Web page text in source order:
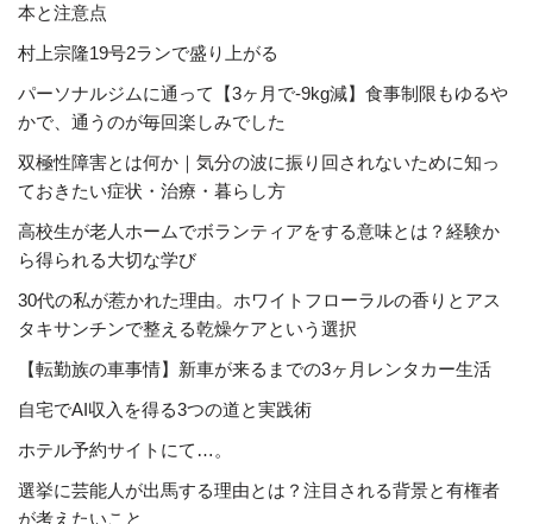
本と注意点
村上宗隆19号2ランで盛り上がる
パーソナルジムに通って【3ヶ月で-9kg減】食事制限もゆるや
かで、通うのが毎回楽しみでした
双極性障害とは何か｜気分の波に振り回されないために知っ
ておきたい症状・治療・暮らし方
高校生が老人ホームでボランティアをする意味とは？経験か
ら得られる大切な学び
30代の私が惹かれた理由。ホワイトフローラルの香りとアス
タキサンチンで整える乾燥ケアという選択
【転勤族の車事情】新車が来るまでの3ヶ月レンタカー生活
自宅でAI収入を得る3つの道と実践術
ホテル予約サイトにて…。
選挙に芸能人が出馬する理由とは？注目される背景と有権者
が考えたいこと